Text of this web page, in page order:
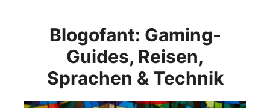
Blogofant: Gaming-
Guides, Reisen,
Sprachen & Technik